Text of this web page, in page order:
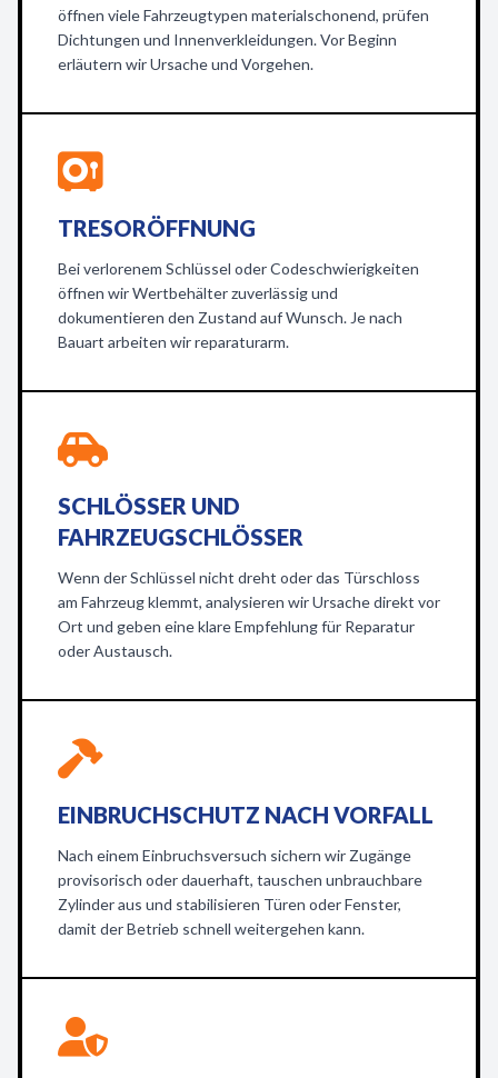
öffnen viele Fahrzeugtypen materialschonend, prüfen
Dichtungen und Innenverkleidungen. Vor Beginn
erläutern wir Ursache und Vorgehen.
TRESORÖFFNUNG
Bei verlorenem Schlüssel oder Codeschwierigkeiten
öffnen wir Wertbehälter zuverlässig und
dokumentieren den Zustand auf Wunsch. Je nach
Bauart arbeiten wir reparaturarm.
SCHLÖSSER UND
FAHRZEUGSCHLÖSSER
Wenn der Schlüssel nicht dreht oder das Türschloss
am Fahrzeug klemmt, analysieren wir Ursache direkt vor
Ort und geben eine klare Empfehlung für Reparatur
oder Austausch.
EINBRUCHSCHUTZ NACH VORFALL
Nach einem Einbruchsversuch sichern wir Zugänge
provisorisch oder dauerhaft, tauschen unbrauchbare
Zylinder aus und stabilisieren Türen oder Fenster,
damit der Betrieb schnell weitergehen kann.